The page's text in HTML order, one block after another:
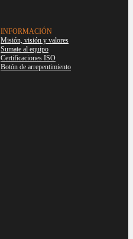
INFORMACIÓN
Misión, visión y valores
Sumate al equipo
Certificaciones ISO
Botón de arrepentimiento